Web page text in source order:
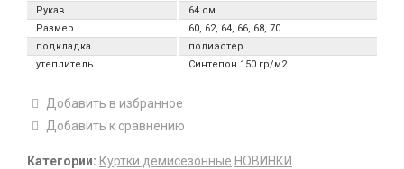
Рукав
64 см
Размер
60, 62, 64, 66, 68, 70
подкладка
полиэстер
утеплитель
Синтепон 150 гр/м2
Добавить в избранное
Добавить к сравнению
Категории: Куртки демисезонные НОВИНКИ